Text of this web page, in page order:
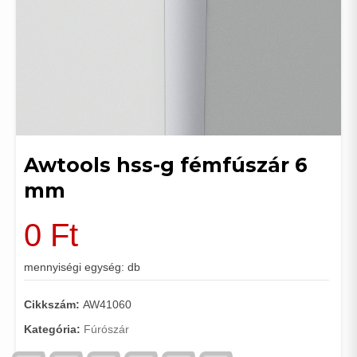
Awtools hss-g fémfúszár 6
mm
0 Ft
mennyiségi egység: db
Cikkszám: AW41060
Kategória: Fúrószár